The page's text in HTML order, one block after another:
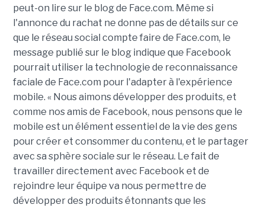
peut-on lire sur le blog de Face.com. Même si
l'annonce du rachat ne donne pas de détails sur ce
que le réseau social compte faire de Face.com, le
message publié sur le blog indique que Facebook
pourrait utiliser la technologie de reconnaissance
faciale de Face.com pour l'adapter à l'expérience
mobile. « Nous aimons développer des produits, et
comme nos amis de Facebook, nous pensons que le
mobile est un élément essentiel de la vie des gens
pour créer et consommer du contenu, et le partager
avec sa sphère sociale sur le réseau. Le fait de
travailler directement avec Facebook et de
rejoindre leur équipe va nous permettre de
développer des produits étonnants que les